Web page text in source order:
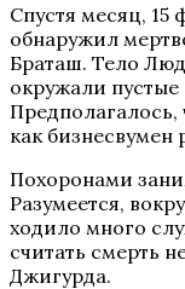
Спустя месяц, 15
обнаружил
Браташ. Тело
окружали
Предполагалось,
как бизнесвумен
Похоронами
Разумеется,
ходило много
считать смерть
Джигурда.